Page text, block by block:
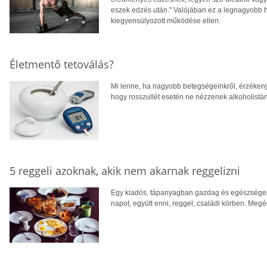
eszek edzés után." Valójában ez a legnagyobb
kiegyensúlyozott működése ellen.
Életmentő tetoválás?
Mi lenne, ha nagyobb betegségeinkről,
hogy rosszullét esetén ne nézzenek
5 reggeli azoknak, akik nem akarnak reggelizni
Egy kiadós, tápanyagban gazdag és
napot, együtt enni, reggel, családi körben.